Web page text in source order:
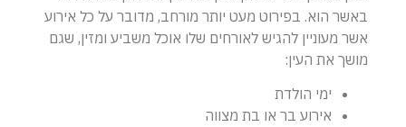
באשר הוא. בפירוט מעט יותר מורחב, מדובר על כל אירוע
אשר מעוניין להגיש לאורחים שלו אוכל משביע ומזין, שגם
מושך את העין:
ימי הולדת
אירוע בר או בת מצווה